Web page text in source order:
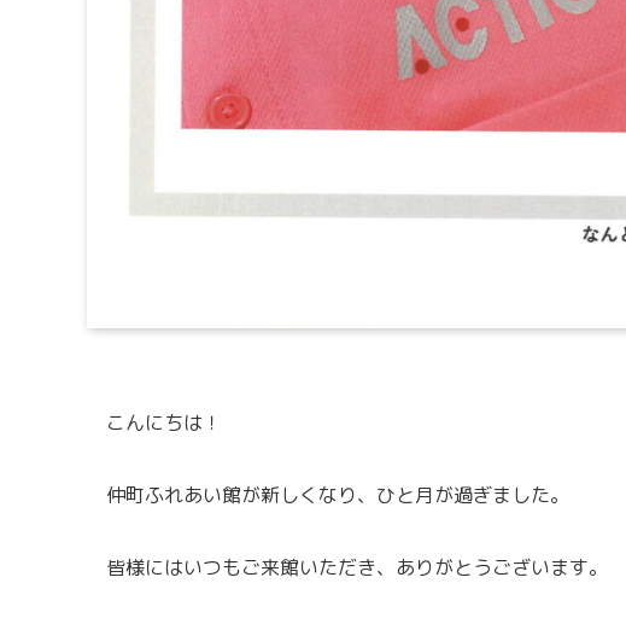
こんにちは！
仲町ふれあい館が新しくなり、ひと月が過ぎました。
皆様にはいつもご来館いただき、ありがとうございます。